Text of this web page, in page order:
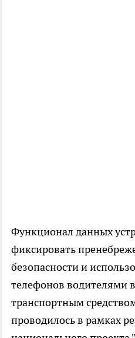
Функционал данных
фиксировать
безопасности и
телефонов водителями
транспортным
проводилось в рамках